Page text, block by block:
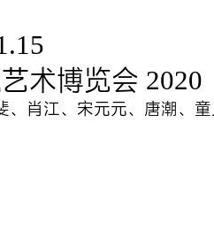
术博览会 2020
肖江、宋元元、唐潮、童